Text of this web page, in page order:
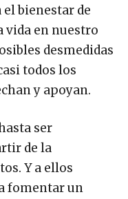
bienestar de
vida en nuestro
desmedidas
todos los
y apoyan.
ser
de la
Y a ellos
fomentar un